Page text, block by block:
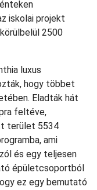
iskolai projekt
2500
luxus
hogy többet
Eladták hát
feltéve,
terület 5534
ami
és egy teljesen
épületcsoportból
ez egy bemutató